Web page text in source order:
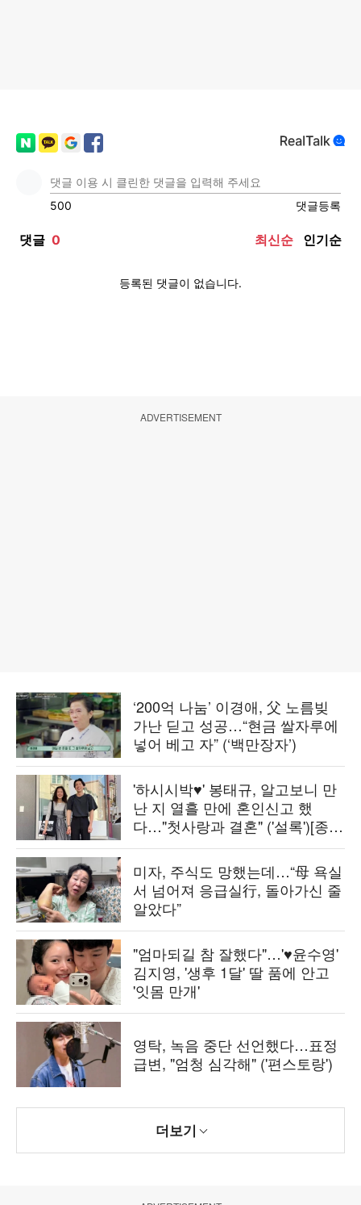
ADVERTISEMENT
‘200억 나눔’ 이경애, 父 노름빚
가난 딛고 성공…“현금 쌀자루에
넣어 베고 자” (‘백만장자’)
'하시시박♥' 봉태규, 알고보니 만
난 지 열흘 만에 혼인신고 했
다…"첫사랑과 결혼" ('설록')[종
합]
미자, 주식도 망했는데…“母 욕실
서 넘어져 응급실行, 돌아가신 줄
알았다”
"엄마되길 참 잘했다"…'♥윤수영'
김지영, '생후 1달' 딸 품에 안고
'잇몸 만개'
영탁, 녹음 중단 선언했다…표정
급변, "엄청 심각해" ('편스토랑')
더보기